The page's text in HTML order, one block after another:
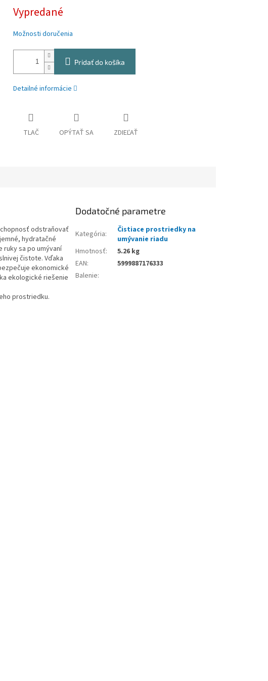
Vypredané
Možnosti doručenia
Pridať do košíka
Detailné informácie
TLAČ OPÝTAŤ SA ZDIEĽAŤ
odstraňovať
hydratačné
sa po umývaní
čistote. Vďaka
ekonomické
ekologické riešenie
prostriedku.
Dodatočné parametre
Kategória:
Čistiace prostriedky na
umývanie riadu
Hmotnosť:
5.26 kg
EAN:
5999887176333
Balenie: